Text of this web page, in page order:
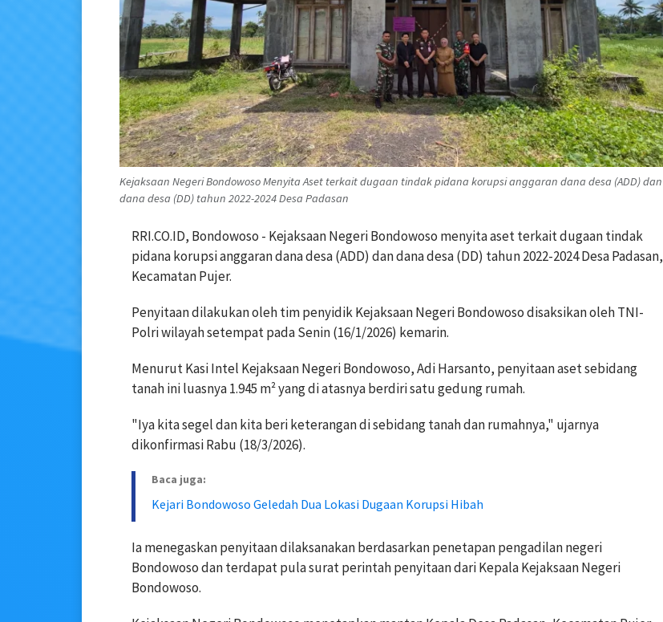
Kejaksaan Negeri Bondowoso Menyita Aset terkait dugaan tindak pidana korupsi anggaran dana desa (ADD) dan
dana desa (DD) tahun 2022-2024 Desa Padasan
RRI.CO.ID, Bondowoso - Kejaksaan Negeri Bondowoso menyita aset terkait dugaan tindak
pidana korupsi anggaran dana desa (ADD) dan dana desa (DD) tahun 2022-2024 Desa Padasan,
Kecamatan Pujer.
Penyitaan dilakukan oleh tim penyidik Kejaksaan Negeri Bondowoso disaksikan oleh TNI-
Polri wilayah setempat pada Senin (16/1/2026) kemarin.
Menurut Kasi Intel Kejaksaan Negeri Bondowoso, Adi Harsanto, penyitaan aset sebidang
tanah ini luasnya 1.945 m² yang di atasnya berdiri satu gedung rumah.
"Iya kita segel dan kita beri keterangan di sebidang tanah dan rumahnya," ujarnya
dikonfirmasi Rabu (18/3/2026).
Baca juga:
Kejari Bondowoso Geledah Dua Lokasi Dugaan Korupsi Hibah
Ia menegaskan penyitaan dilaksanakan berdasarkan penetapan pengadilan negeri
Bondowoso dan terdapat pula surat perintah penyitaan dari Kepala Kejaksaan Negeri
Bondowoso.